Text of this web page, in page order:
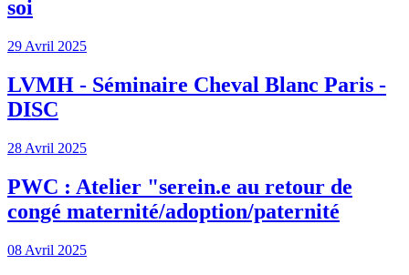
soi
29 Avril 2025
LVMH - Séminaire Cheval Blanc Paris -
DISC
28 Avril 2025
PWC : Atelier "serein.e au retour de
congé maternité/adoption/paternité
08 Avril 2025